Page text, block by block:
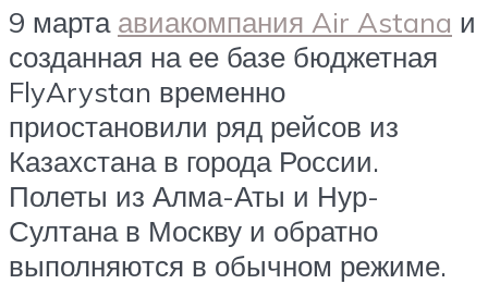
9 марта авиакомпания Air Astana и
созданная на ее базе бюджетная
FlyArystan временно
приостановили ряд рейсов из
Казахстана в города России.
Полеты из Алма-Аты и Нур-
Султана в Москву и обратно
выполняются в обычном режиме.